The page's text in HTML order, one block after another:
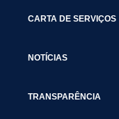
CARTA DE SERVIÇOS
NOTÍCIAS
TRANSPARÊNCIA